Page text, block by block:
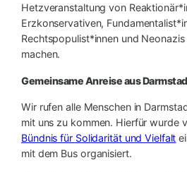
Hetzveranstaltung von
Erzkonservativen,
Rechtspopulist*innen und
machen.
Gemeinsame Anreise aus
Wir rufen alle Menschen in
mit uns zu kommen. Hierfür wurde
Bündnis für Solidarität und Vielfalt
mit dem Bus organisiert.